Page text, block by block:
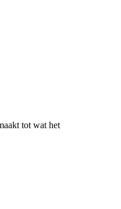
tot wat het